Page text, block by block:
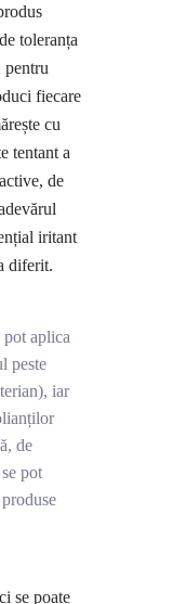
toleranța
pentru
fiecare
cu
tentant a
de
iritant
diferit.
pot aplica
peste
iar
de
pot
se poate